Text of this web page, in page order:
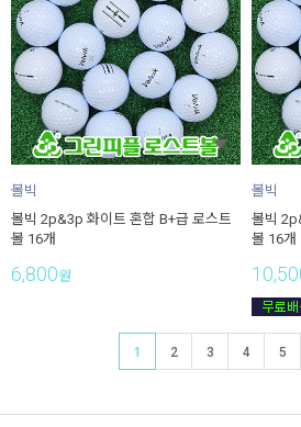
볼빅
볼빅 2p&3p 화이트 혼합 B+급 로스트
볼 16개
6,800원
볼빅
볼빅
볼 16개
1 2 3 4 5